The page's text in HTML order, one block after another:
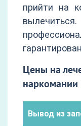
прийти на
Цены на
наркомании
Вывод из